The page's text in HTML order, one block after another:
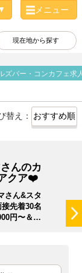
メニュー
現在地から探す
ズバー・コンカフェ求
替え：
んのカ
クア❤️
さん&スタ
先着30名
円〜＆即